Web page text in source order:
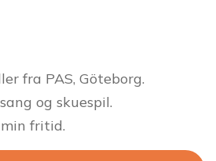
fra PAS, Göteborg.
og skuespil.
fritid.